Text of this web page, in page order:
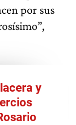
por sus
y